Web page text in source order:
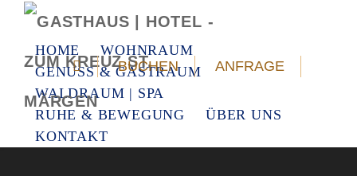
HOME
WOHNRAUM
GENUSS & GASTRAUM
WALDRAUM | SPA
RUHE & BEWEGUNG
ÜBER UNS
KONTAKT
BUCHEN ANFRAGE